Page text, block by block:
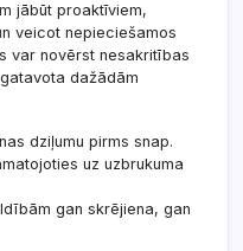
jābūt proaktīviem,
veicot nepieciešamos
var novērst nesakritības
dažādām
dziļumu pirms snap.
uz uzbrukuma
gan skrējiena, gan